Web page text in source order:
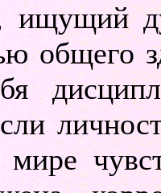
ищущий
общего